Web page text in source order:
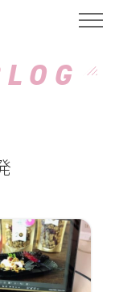
ーリィプ
t
l